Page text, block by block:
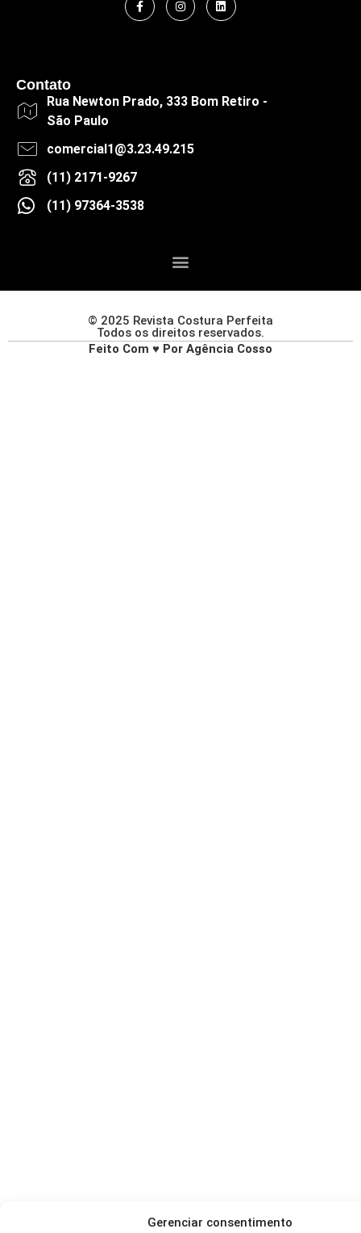
Gerenciar consentimento
Contato
Rua Newton Prado, 333 Bom Retiro -
São Paulo
comercial1@3.23.49.215
(11) 2171-9267
(11) 97364-3538
© 2025 Revista Costura Perfeita
Todos os direitos reservados.
Feito Com ♥ Por Agência Cosso